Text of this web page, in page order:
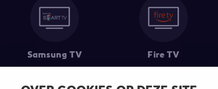
Samsung TV Fire TV